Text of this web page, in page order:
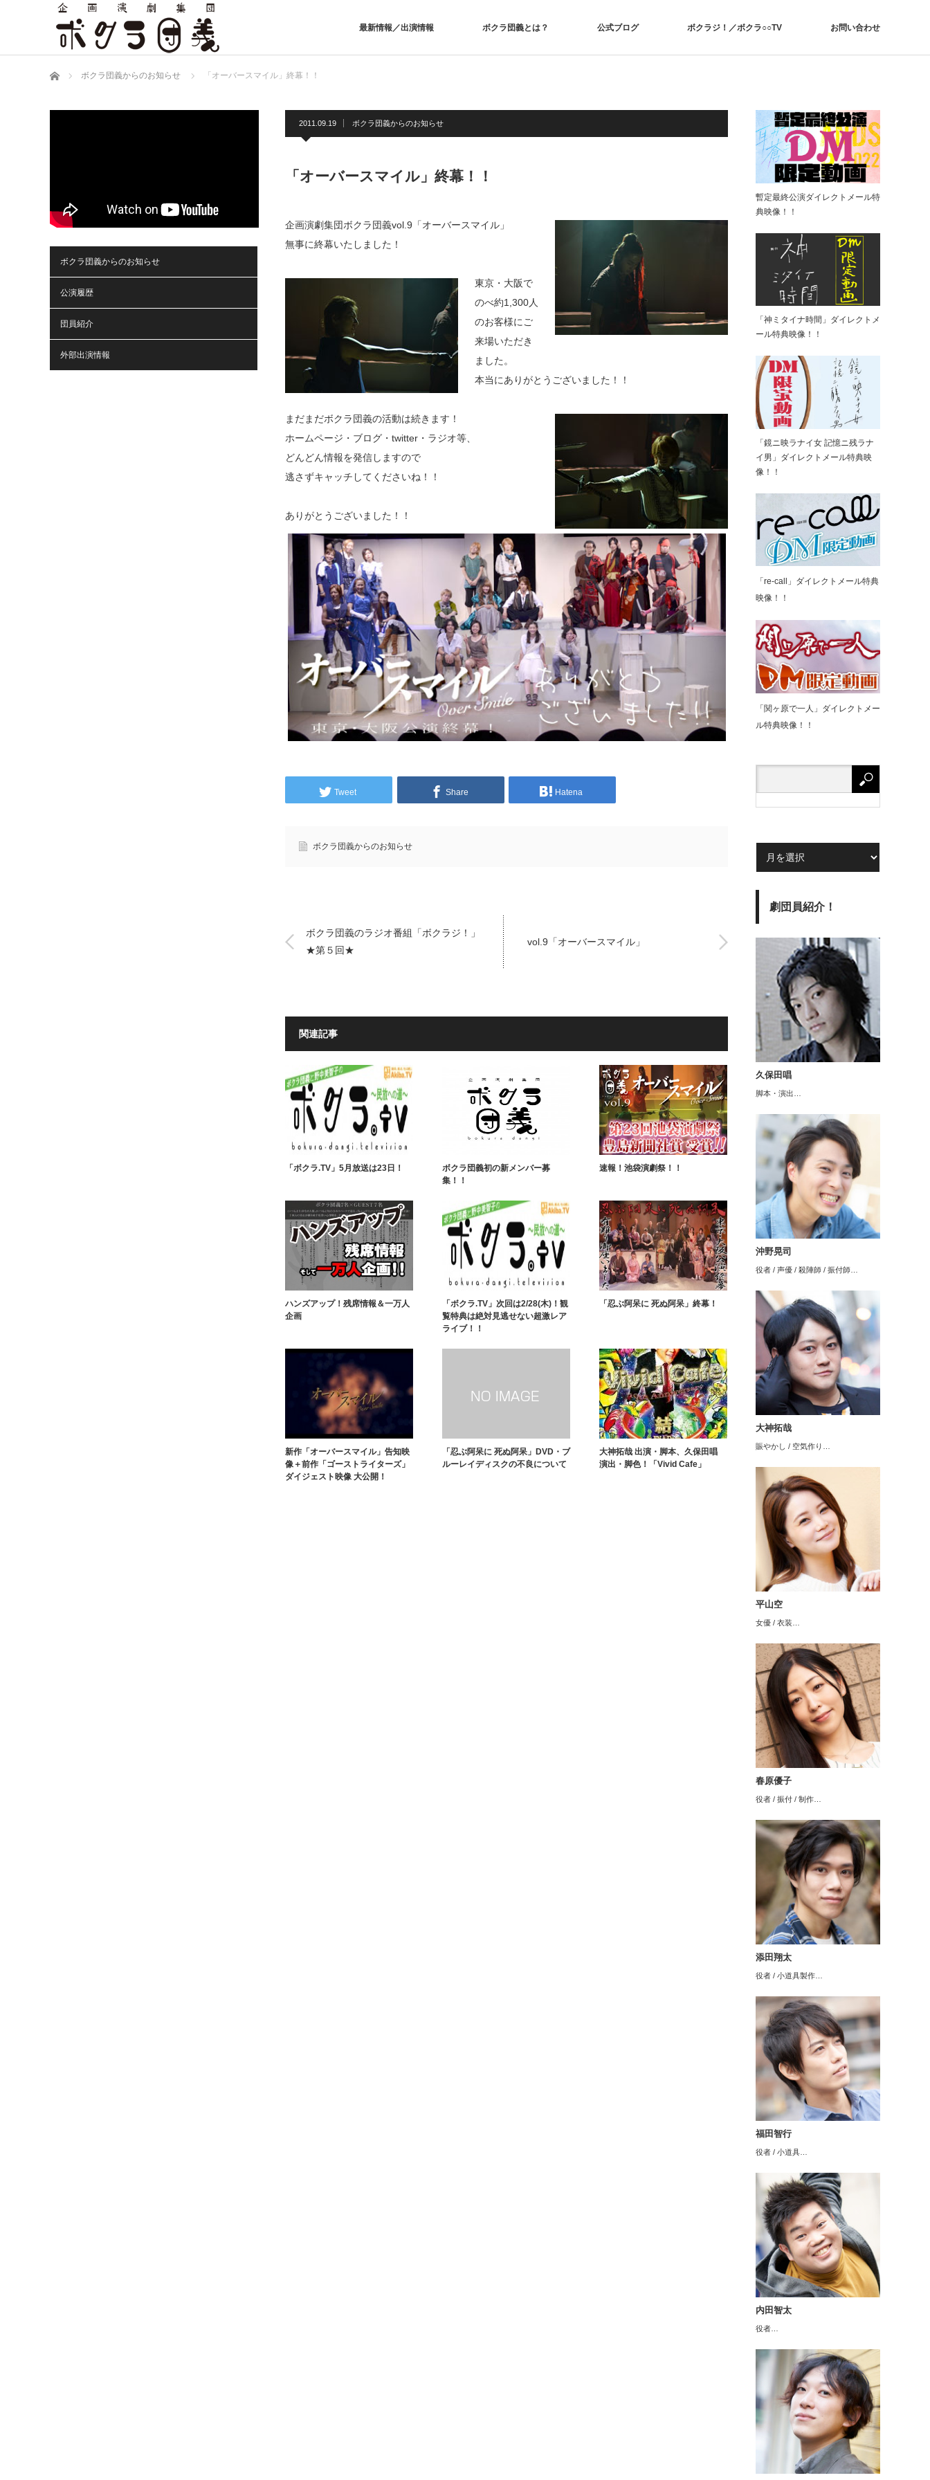
最新情報／出演情報 ボクラ団義とは？ 公式ブログ ボクラジ！／ボクラ○○TV お問い合わせ
ホーム ボクラ団義からのお知らせ 「オーバースマイル」終幕！！
2011.09.19 ボクラ団義からのお知らせ
「オーバースマイル」終幕！！
企画演劇集団ボクラ団義vol.9「オーバースマイル」
無事に終幕いたしました！
東京・大阪で
のべ約1,300人
のお客様にご
来場いただき
ました。
本当にありがとうございました！！
まだまだボクラ団義の活動は続きます！
ホームページ・ブログ・twitter・ラジオ等、
どんどん情報を発信しますので
逃さずキャッチしてくださいね！！
ありがとうございました！！
Tweet Share Hatena
ボクラ団義からのお知らせ
ボクラ団義のラジオ番組「ボクラジ！」
★第５回★
vol.9「オーバースマイル」
関連記事
「ボクラ.TV」5月放送は23日！
ボクラ団義初の新メンバー募
集！！
速報！池袋演劇祭！！
ハンズアップ！残席情報＆一万人
企画
「ボクラ.TV」次回は2/28(木)！観
覧特典は絶対見逃せない超激レア
ライブ！！
「忍ぶ阿呆に 死ぬ阿呆」終幕！
新作「オーバースマイル」告知映
像＋前作「ゴーストライターズ」
ダイジェスト映像 大公開！
「忍ぶ阿呆に 死ぬ阿呆」DVD・ブ
ルーレイディスクの不良について
大神拓哉 出演・脚本、久保田唱
演出・脚色！「Vivid Cafe」
ボクラ団義からのお知らせ
公演履歴
団員紹介
外部出演情報
暫定最終公演ダイレクトメール特
典映像！！
「神ミタイナ時間」ダイレクトメ
ール特典映像！！
「鏡ニ映ラナイ女 記憶ニ残ラナ
イ男」ダイレクトメール特典映
像！！
「re-call」ダイレクトメール特典
映像！！
「関ヶ原で⼀⼈」ダイレクトメー
ル特典映像！！
劇団員紹介！
久保田唱
脚本・演出…
沖野晃司
役者 / 声優 / 殺陣師 / 振付師…
大神拓哉
賑やかし / 空気作り…
平山空
女優 / 衣装…
春原優子
役者 / 振付 / 制作…
添田翔太
役者 / 小道具製作…
福田智行
役者 / 小道具…
内田智太
役者…